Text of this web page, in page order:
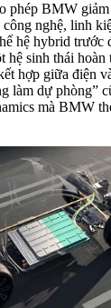
phép BMW
công nghệ, linh
hệ hybrid trước
hệ sinh thái hoàn
hợp giữa điện
làm dự phòng”
mà BMW